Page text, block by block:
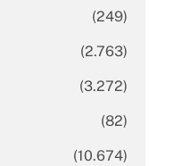
(249)
(2.763)
(3.272)
(82)
(10.674)